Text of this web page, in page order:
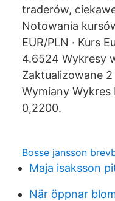
traderów,
Notowania
EUR/PLN · Kurs
4.6524 Wykresy
Zaktualizowane
Wymiany Wykres
0,2200.
Bosse jansson
Maja isaksson
När öppnar